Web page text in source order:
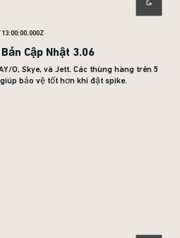
Cập Nhật 3.06
O, Skye, và Jett. Các thùng hàng trên 5
bảo vệ tốt hơn khi đặt spike.